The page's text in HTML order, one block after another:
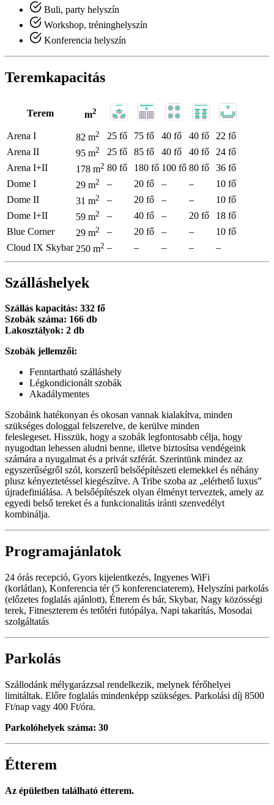
Buli, party helyszín
Workshop, tréninghelyszín
Konferencia helyszín
Teremkapacitás
Terem m2
Arena I 82 m2 25 fő 75 fő 40 fő 40 fő
22 fő
Arena II
95 m2 25 fő 85 fő 40 fő 40 fő
24 fő
Arena I+II
178 m2 80 fő 180 fő 100 fő 80 fő
36 fő
Dome I
29 m2 – 20 fő – –
10 fő
Dome II
31 m2 – 20 fő – –
10 fő
Dome I+II
59 m2 – 40 fő – 20 fő
18 fő
Blue Corner
29 m2 – 20 fő – –
10 fő
Cloud IX Skybar 250 m2 – – – – –
Szálláshelyek
Szállás kapacitás: 332 fő
Szobák száma: 166 db
Lakosztályok: 2 db
Szobák jellemzői:
Fenntartható szálláshely
Légkondicionált szobák
Akadálymentes
Szobáink hatékonyan és okosan vannak kialakítva, minden
szükséges dologgal felszerelve, de kerülve minden
feleslegeset. Hisszük, hogy a szobák legfontosabb célja, hogy
nyugodtan lehessen aludni benne, illetve biztosítsa vendégeink
számára a nyugalmat és a privát szférát. Szerintünk mindez az
egyszerűségről szól, korszerű belsőépítészeti elemekkel és néhány
plusz kényeztetéssel kiegészítve. A Tribe szoba az „elérhető luxus”
újradefiniálása. A belsőépítészek olyan élményt terveztek, amely az
egyedi belső tereket és a funkcionalitás iránti szenvedélyt
kombinálja.
Programajánlatok
24 órás recepció, Gyors kijelentkezés, Ingyenes WiFi
(korlátlan), Konferencia tér (5 konferenciaterem), Helyszíni parkolás
(előzetes foglalás ajánlott), Étterem és bár, Skybar, Nagy közösségi
terek, Fitneszterem és tetőtéri futópálya, Napi takarítás, Mosodai
szolgáltatás
Parkolás
Szállodánk mélygarázzsal rendelkezik, melynek férőhelyei
limitáltak. Előre foglalás mindenképp szükséges. Parkolási díj 8500
Ft/nap vagy 400 Ft/óra.
Parkolóhelyek száma: 30
Étterem
Az épületben található étterem.